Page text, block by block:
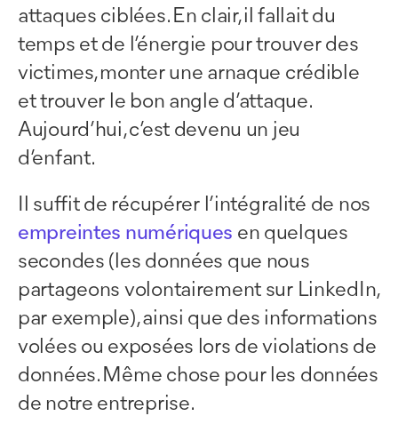
attaques ciblées. En clair, il fallait du
temps et de l’énergie pour trouver des
victimes, monter une arnaque crédible
et trouver le bon angle d’attaque.
Aujourd’hui, c’est devenu un jeu
d’enfant.
Il suffit de récupérer l’intégralité de nos
empreintes numériques en quelques
secondes (les données que nous
partageons volontairement sur LinkedIn,
par exemple), ainsi que des informations
volées ou exposées lors de violations de
données. Même chose pour les données
de notre entreprise.